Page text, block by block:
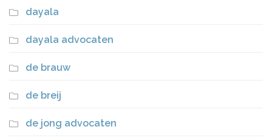
dayala
dayala advocaten
de brauw
de breij
de jong advocaten